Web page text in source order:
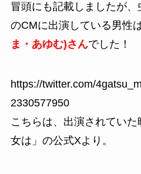
冒頭にも記載しましたが
のCMに出演している男性
ま・あゆむ)さんでした！
https://twitter.com/
2330577950
こちらは、出演されていた
女は」の公式Xより。